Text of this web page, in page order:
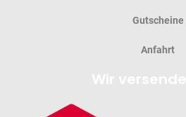
Gutscheine
Anfahrt